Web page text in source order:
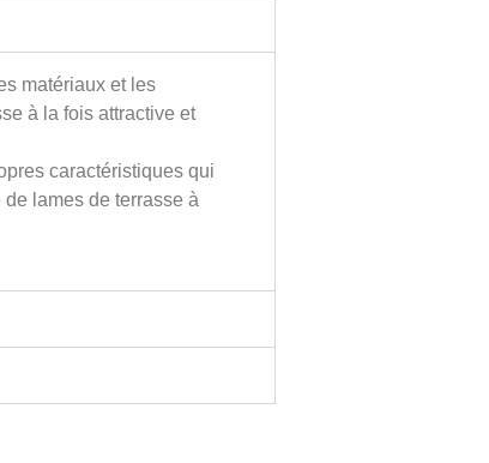
matériaux et les
à la fois attractive et
caractéristiques qui
lames de terrasse à